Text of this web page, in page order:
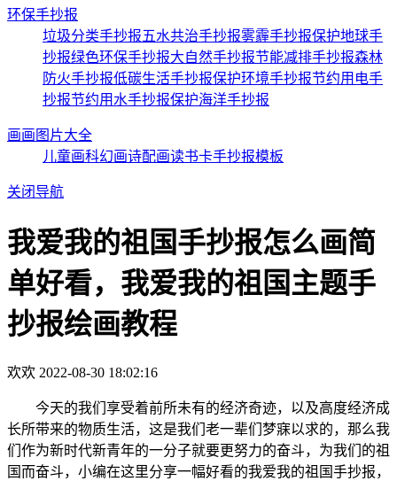
环保手抄报
垃圾分类手抄报五水共治手抄报雾霾手抄报保护地球手
抄报绿色环保手抄报大自然手抄报节能减排手抄报森林
防火手抄报低碳生活手抄报保护环境手抄报节约用电手
抄报节约用水手抄报保护海洋手抄报
画画图片大全
儿童画科幻画诗配画读书卡手抄报模板
关闭导航
我爱我的祖国手抄报怎么画简
单好看，我爱我的祖国主题手
抄报绘画教程
欢欢 2022-08-30 18:02:16
今天的我们享受着前所未有的经济奇迹，以及高度经济成
长所带来的物质生活，这是我们老一辈们梦寐以求的，那么我
们作为新时代新青年的一分子就要更努力的奋斗，为我们的祖
国而奋斗，小编在这里分享一幅好看的我爱我的祖国手抄报，